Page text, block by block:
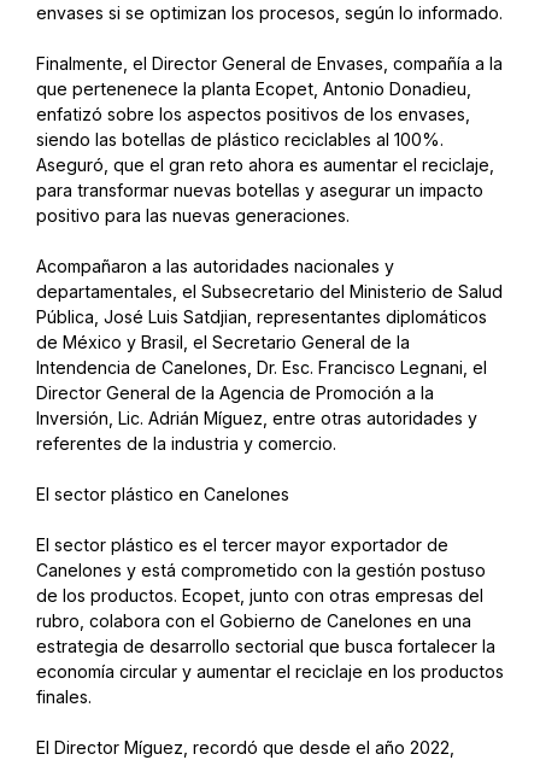
envases si se optimizan los procesos, según lo informado.
Finalmente, el Director General de Envases, compañía a la
que pertenenece la planta Ecopet, Antonio Donadieu,
enfatizó sobre los aspectos positivos de los envases,
siendo las botellas de plástico reciclables al 100%.
Aseguró, que el gran reto ahora es aumentar el reciclaje,
para transformar nuevas botellas y asegurar un impacto
positivo para las nuevas generaciones.
Acompañaron a las autoridades nacionales y
departamentales, el Subsecretario del Ministerio de Salud
Pública, José Luis Satdjian, representantes diplomáticos
de México y Brasil, el Secretario General de la
Intendencia de Canelones, Dr. Esc. Francisco Legnani, el
Director General de la Agencia de Promoción a la
Inversión, Lic. Adrián Míguez, entre otras autoridades y
referentes de la industria y comercio.
El sector plástico en Canelones
El sector plástico es el tercer mayor exportador de
Canelones y está comprometido con la gestión postuso
de los productos. Ecopet, junto con otras empresas del
rubro, colabora con el Gobierno de Canelones en una
estrategia de desarrollo sectorial que busca fortalecer la
economía circular y aumentar el reciclaje en los productos
finales.
El Director Míguez, recordó que desde el año 2022,